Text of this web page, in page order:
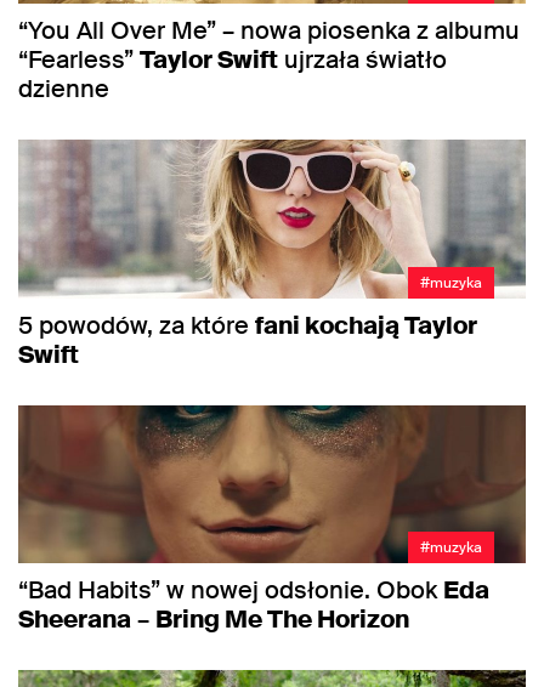
“You All Over Me” – nowa piosenka z albumu
“Fearless”Taylor Swift ujrzała światło
dzienne
#muzyka
5 powodów, za które fani kochają Taylor
Swift
#muzyka
“Bad Habits” w nowej odsłonie. ObokEda
Sheerana– Bring Me The Horizon